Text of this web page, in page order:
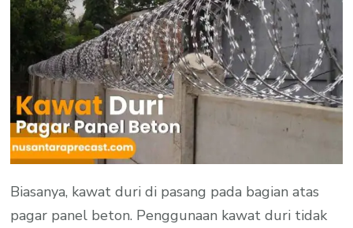
Biasanya, kawat duri di pasang pada bagian atas
pagar panel beton. Penggunaan kawat duri tidak